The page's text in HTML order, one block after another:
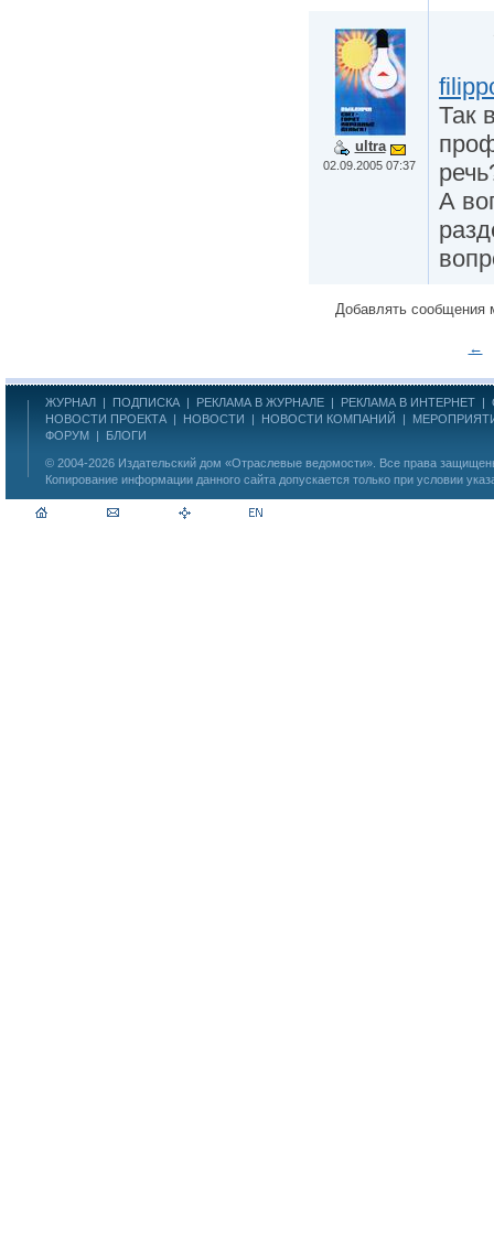
ultra
02.09.2005 07:37
Так
А
Добавлять сообщения
←
ЖУРНАЛ | ПОДПИСКА | РЕКЛАМА В ЖУРНАЛЕ | РЕКЛАМА В ИНТЕРНЕТ |
НОВОСТИ ПРОЕКТА | НОВОСТИ | НОВОСТИ КОМПАНИЙ |
ФОРУМ | БЛОГИ
© 2004-2026 Издательский дом «Отраслевые ведомости» . Все права
Копирование информации данного сайта допускается только при условии